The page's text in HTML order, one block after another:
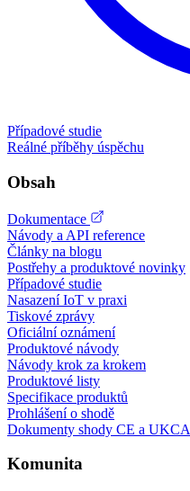
Případové studie
Reálné příběhy úspěchu
Obsah
Dokumentace
Návody a API reference
Články na blogu
Postřehy a produktové novinky
Případové studie
Nasazení IoT v praxi
Tiskové zprávy
Oficiální oznámení
Produktové návody
Návody krok za krokem
Produktové listy
Specifikace produktů
Prohlášení o shodě
Dokumenty shody CE a UKCA
Komunita